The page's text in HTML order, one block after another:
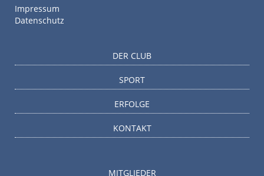
Impressum
Datenschutz
DER CLUB
SPORT
ERFOLGE
KONTAKT
MITGLIEDER